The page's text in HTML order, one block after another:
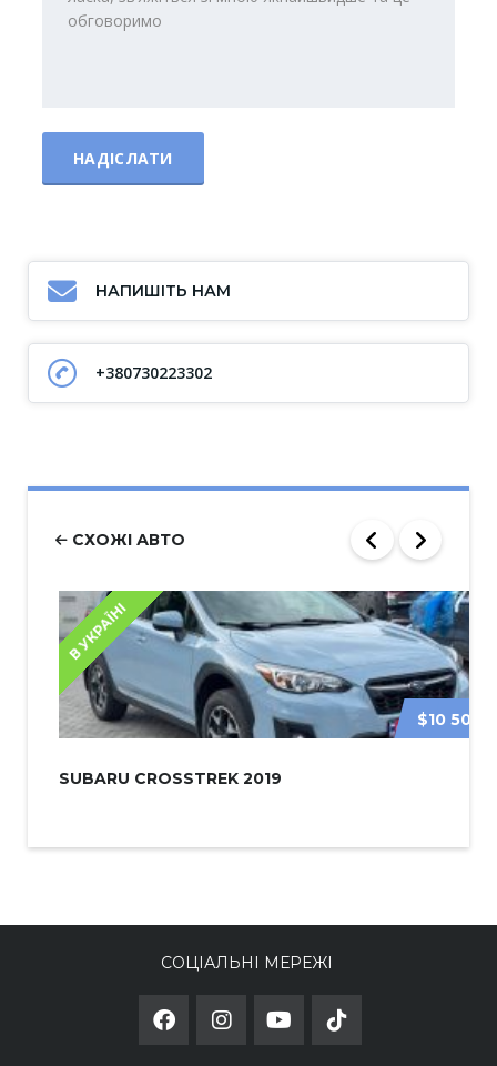
НАПИШІТЬ НАМ
+380730223302
СХОЖІ АВТО
В УКРАЇНІ
$10 500
SUBARU CROSSTREK 2019
СОЦІАЛЬНІ МЕРЕЖІ